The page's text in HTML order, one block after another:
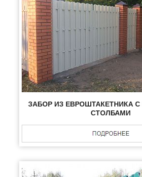
ЗАБОР ИЗ ЕВРОШТАКЕТНИКА
СТОЛБАМИ